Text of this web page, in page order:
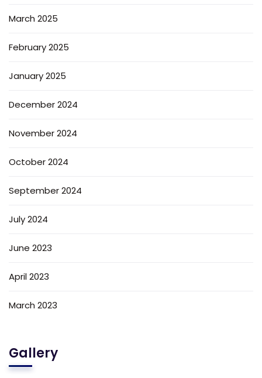
March 2025
February 2025
January 2025
December 2024
November 2024
October 2024
September 2024
July 2024
June 2023
April 2023
March 2023
Gallery